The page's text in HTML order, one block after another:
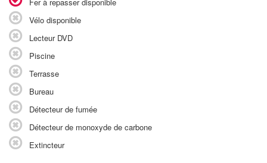
Vélo disponible
Lecteur DVD
Piscine
Terrasse
Bureau
Détecteur de fumée
Détecteur de monoxyde de carbone
Extincteur